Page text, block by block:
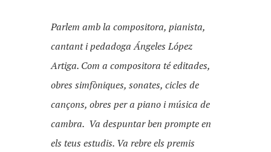
Parlem amb la compositora, pianista,
cantant i pedadoga Ángeles López
Artiga. Com a compositora té editades,
obres simfòniques, sonates, cicles de
cançons, obres per a piano i música de
cambra. Va despuntar ben prompte en
els teus estudis. Va rebre els premis